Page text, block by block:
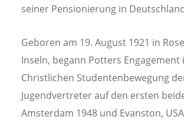
seiner Pensionierung in
Geboren am 19. August 1921 in
Inseln, begann Potters
Christlichen Studentenbewegung
Jugendvertreter auf den ersten
Amsterdam 1948 und Evanston,